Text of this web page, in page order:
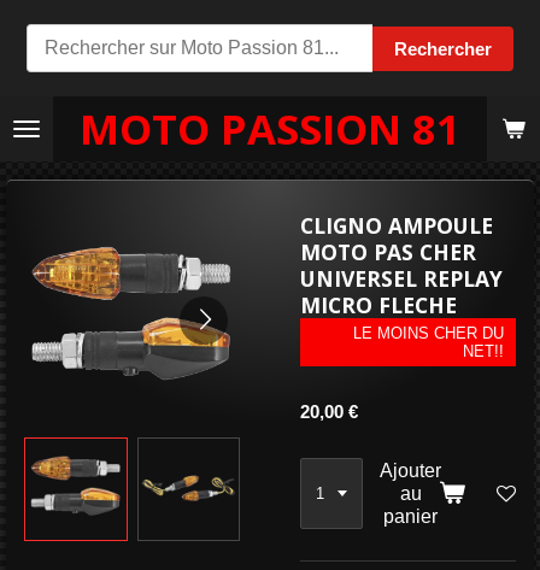
Rechercher
Passer
au
principal
MOTO PASSION 81
CLIGNO AMPOULE
MOTO PAS CHER
UNIVERSEL REPLAY
MICRO FLECHE
LE MOINS CHER DU
NET!!
20,00 €
Ajouter
au
panier